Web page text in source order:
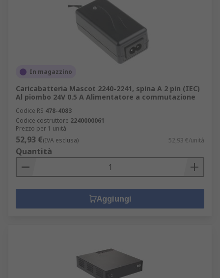
In magazzino
Caricabatteria Mascot 2240-2241, spina A 2 pin (IEC)
Al piombo 24V 0.5 A Alimentatore a commutazione
Codice RS 478-4083
Codice costruttore 2240000061
Prezzo per 1 unità
52,93 €(IVA esclusa) 52,93 €/unità
Quantità
Aggiungi